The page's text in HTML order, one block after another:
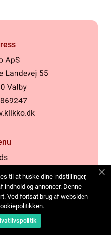
til at huske dine indstillinger,
indhold og annoncer. Denne
Ved fortsat brug af websiden